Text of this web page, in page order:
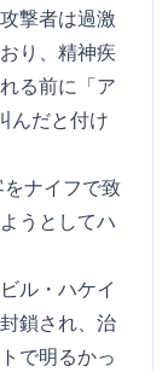
撃者は過激
り、精神疾
る前に「ア
んだと付け
ナイフで致
うとしてハ
ル・ハケイ
鎖され、治
で明るかっ